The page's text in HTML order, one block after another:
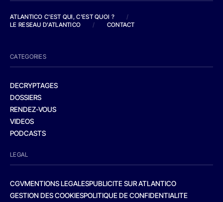
ATLANTICO C'EST QUI, C'EST QUOI ?
/
LE RESEAU D'ATLANTICO
/ CONTACT
CATEGORIES
DECRYPTAGES
DOSSIERS
RENDEZ-VOUS
VIDEOS
PODCASTS
LEGAL
CGVMENTIONS LEGALESPUBLICITE SUR ATLANTICO
GESTION DES COOKIESPOLITIQUE DE CONFIDENTIALITE